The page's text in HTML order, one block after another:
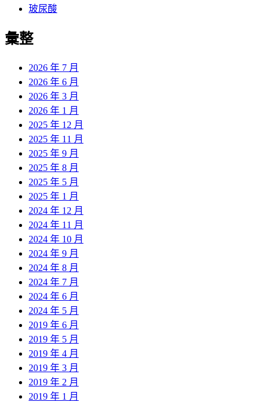
玻尿酸
彙整
2026 年 7 月
2026 年 6 月
2026 年 3 月
2026 年 1 月
2025 年 12 月
2025 年 11 月
2025 年 9 月
2025 年 8 月
2025 年 5 月
2025 年 1 月
2024 年 12 月
2024 年 11 月
2024 年 10 月
2024 年 9 月
2024 年 8 月
2024 年 7 月
2024 年 6 月
2024 年 5 月
2019 年 6 月
2019 年 5 月
2019 年 4 月
2019 年 3 月
2019 年 2 月
2019 年 1 月